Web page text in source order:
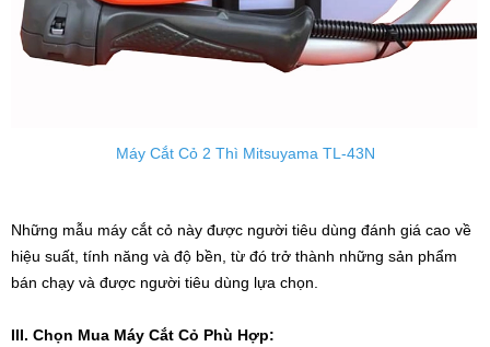
Máy Cắt Cỏ 2 Thì Mitsuyama TL-43N
Những mẫu máy cắt cỏ này được người tiêu dùng đánh giá cao về
hiệu suất, tính năng và độ bền, từ đó trở thành những sản phẩm
bán chạy và được người tiêu dùng lựa chọn.
III. Chọn Mua Máy Cắt Cỏ Phù Hợp: